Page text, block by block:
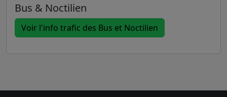
Bus & Noctilien
Voir l'info trafic des Bus et Noctilien